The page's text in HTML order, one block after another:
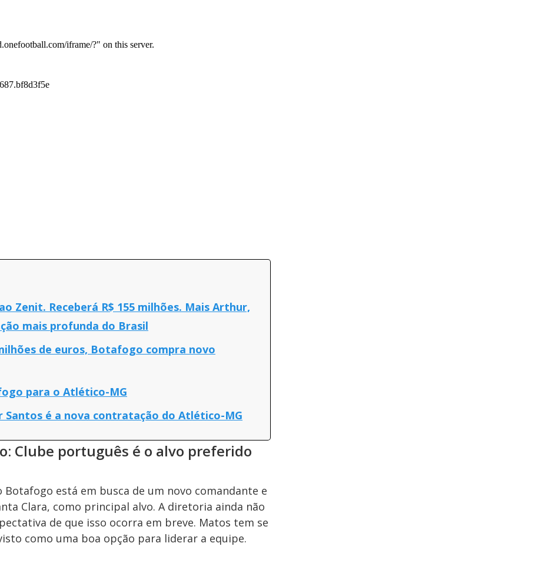
Zenit. Receberá R$ 155 milhões. Mais Arthur,
mais profunda do Brasil
de euros, Botafogo compra novo
para o Atlético-MG
é a nova contratação do Atlético-MG
Clube português é o alvo preferido
está em busca de um novo comandante e
Clara, como principal alvo. A diretoria ainda não
de que isso ocorra em breve. Matos tem se
como uma boa opção para liderar a equipe.